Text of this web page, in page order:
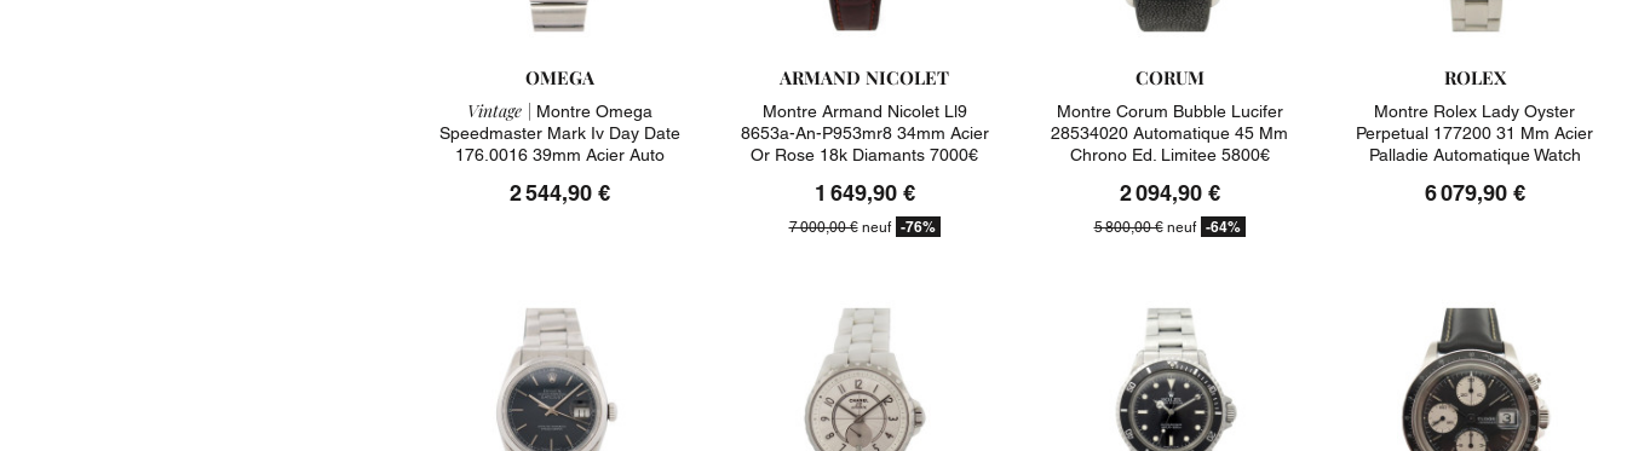
OMEGA
Vintage | Montre Omega
Speedmaster Mark Iv Day Date
176.0016 39mm Acier Auto
2 544,90 €
ARMAND NICOLET
Montre Armand Nicolet Ll9
8653a-An-P953mr8 34mm Acier
Or Rose 18k Diamants 7000€
1 649,90 €
7 000,00 €neuf -76%
CORUM
Montre Corum Bubble Lucifer
28534020 Automatique 45 Mm
Chrono Ed. Limitee 5800€
2 094,90 €
5 800,00 €neuf -64%
ROLEX
Montre Rolex Lady Oyster
Perpetual 177200 31 Mm Acier
Palladie Automatique Watch
6 079,90 €